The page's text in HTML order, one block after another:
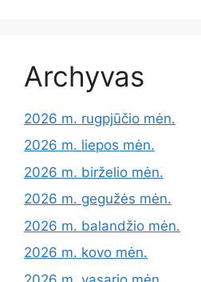
Archyvas
2026 m. rugpjūčio mėn.
2026 m. liepos mėn.
2026 m. birželio mėn.
2026 m. gegužės mėn.
2026 m. balandžio mėn.
2026 m. kovo mėn.